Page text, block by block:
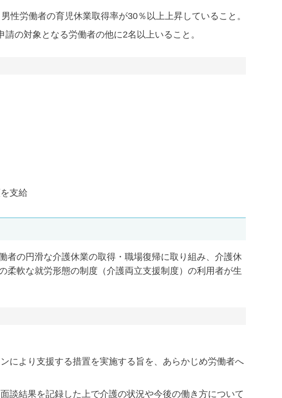
性労働者の育児休業取得率が30％以上上昇していること。
の対象となる労働者の他に2名以上いること。
支給
者の円滑な介護休業の取得・職場復帰に取り組み、介護休
柔軟な就労形態の制度（介護両立支援制度）の利用者が生
により支援する措置を実施する旨を、あらかじめ労働者へ
談結果を記録した上で介護の状況や今後の働き方について